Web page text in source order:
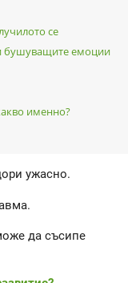
се
бушуващите емоции
именно?
ужасно.
да съсипе